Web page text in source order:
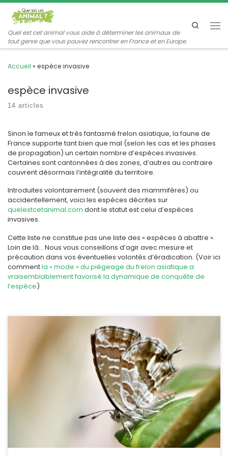
Passer au contenu
Quel est cet animal vous aide à déterminer les animaux de
tout genre que vous pouvez rencontrer en France et en Europe.
Search
Accueil » espèce invasive
espèce invasive
14 articles
Sinon le fameux et très fantasmé frelon asiatique, la faune de
France supporte tant bien que mal (selon les cas et les phases
de propagation) un certain nombre d’espèces invasives.
Certaines sont cantonnées à des zones, d’autres au contraire
couvrent désormais l’intégralité du territoire.
Introduites volontairement (souvent des mammifères) ou
accidentellement, voici les espèces décrites sur
quelestcetanimal.com dont le statut est celui d’espèces
invasives.
Cette liste ne constitue pas une liste des « espèces à abattre ».
Loin de là… Nous vous conseillons d’agir avec mesure et
précaution dans vos éventuelles volontés d’éradication. (Voir ici
commentla « mode » du piégeage du frelon asiatique a
vraisemblablement favorisé la dynamique de conquête de
l’espèce)
C’est l’histoire d’un papillon d’Afrique du sud dont les chenilles se
nourrissent sur le géranium et qui a été introduit en Europe en
1990, puis en Espagne et dans d’autres pays d’Europe, tout en
ayant gardé la même plante-hôte : le géranium que l’on cultive
sur les balcons. Cacyreus marshalli Butler,1898. POSITION […]